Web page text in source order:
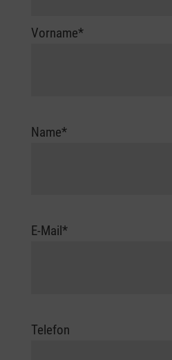
Vorname*
Name*
E-Mail*
Telefon